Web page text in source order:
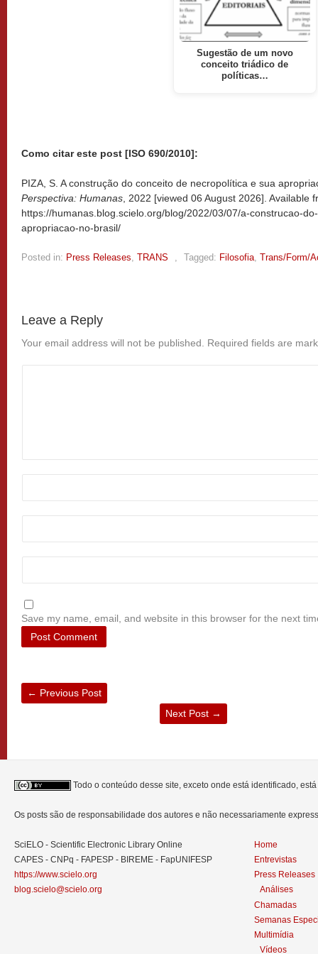
Sugestão de um novo
conceito triádico de
políticas…
Como citar este post [ISO 690/2010]:
PIZA, S. A construção do conceito de necropolítica e sua
Perspectiva: Humanas , 2022 [viewed 06 August 2026]. Available
https://humanas.blog.scielo.org/blog/2022/03/07/a-construcao-
apropriacao-no-brasil/
Posted in: Press Releases, TRANS , Tagged: Filosofia, Trans/Form/
Leave a Reply
Your email address will not be published. Required fields are
Save my name, email, and website in this browser for the next
← Previous Post
Next Post →
Todo o conteúdo desse site, exceto onde está identificado,
Os posts são de responsabilidade dos autores e não necessariamente
SciELO - Scientific Electronic Library Online
CAPES - CNPq - FAPESP - BIREME - FapUNIFESP
https://www.scielo.org
blog.scielo@scielo.org
Home
Entrevistas
Press Releases
Análises
Chamadas
Semanas
Multimídia
Vídeos